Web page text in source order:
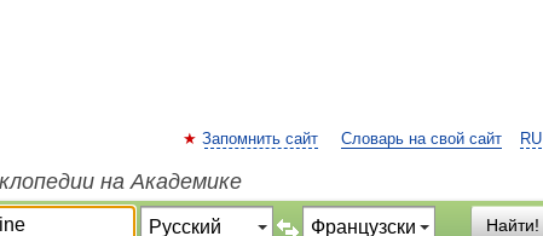
RU
Запомнить сайт Словарь на свой сайт
на Академике
Найти!